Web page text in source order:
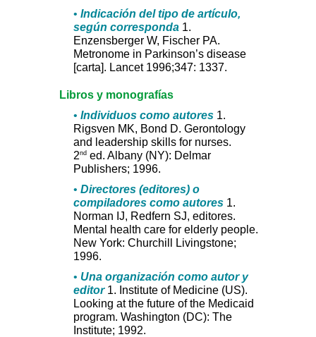
• Indicación del tipo de artículo,
según corresponda 1.
Enzensberger W, Fischer PA.
Metronome in Parkinson’s disease
[carta]. Lancet 1996;347: 1337.
Libros y monografías
• Individuos como autores 1.
Rigsven MK, Bond D. Gerontology
and leadership skills for nurses.
2nd ed. Albany (NY): Delmar
Publishers; 1996.
• Directores (editores) o
compiladores como autores 1.
Norman IJ, Redfern SJ, editores.
Mental health care for elderly people.
New York: Churchill Livingstone;
1996.
• Una organización como autor y
editor1. Institute of Medicine (US).
Looking at the future of the Medicaid
program. Washington (DC): The
Institute; 1992.